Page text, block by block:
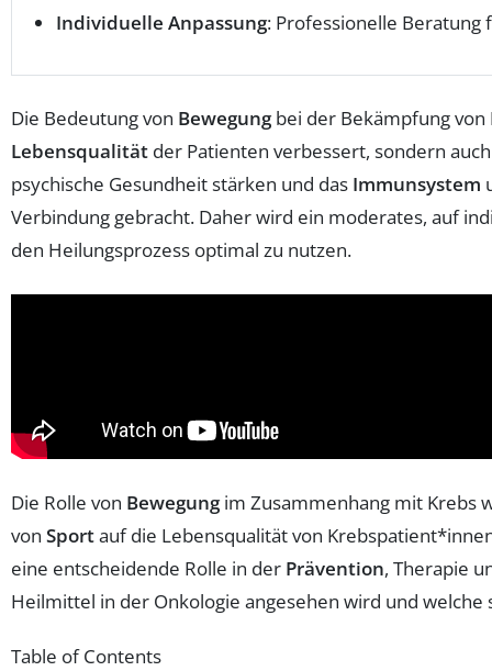
Individuelle Anpassung: Professionelle
Die Bedeutung von Bewegungbei der Bekämpfung von
Lebensqualität der Patienten verbessert, sondern
psychische Gesundheit stärken und das Immunsystem
Verbindung gebracht. Daher wird ein moderates, auf
den Heilungsprozess optimal zu nutzen.
Die Rolle von Bewegungim Zusammenhang mit Krebs
von Sportauf die Lebensqualität von
eine entscheidende Rolle in der Prävention, Therapie
Heilmittel in der Onkologie angesehen wird und
Table of Contents